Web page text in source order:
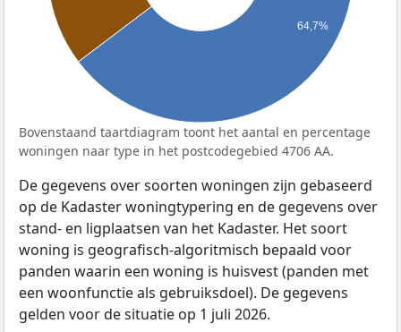
64,7%
Bovenstaand taartdiagram toont het aantal en percentage
woningen naar type in het postcodegebied 4706 AA.
De gegevens over soorten woningen zijn gebaseerd
op de Kadaster woningtypering en de gegevens over
stand- en ligplaatsen van het Kadaster. Het soort
woning is geografisch-algoritmisch bepaald voor
panden waarin een woning is huisvest (panden met
een woonfunctie als gebruiksdoel). De gegevens
gelden voor de situatie op 1 juli 2026.